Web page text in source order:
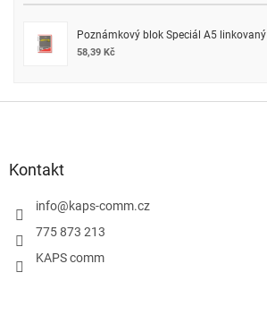
Poznámkový blok Speciál A5 linkovaný
58,39 Kč
Kontakt
info@kaps-comm.cz
775 873 213
KAPS comm